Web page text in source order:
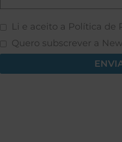
Li e aceito a Política de
Quero subscrever a